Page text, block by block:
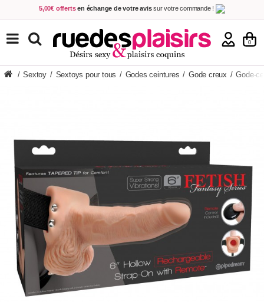
5,00€ offerts en échange de votre avissur votre commande !
Achetez aujourd'hui. Décidez quand payer !
Livraison en 48h
au prix de 2,90 € ! (Offerte dès 69,00€ d'achat)
0
TOUS NOS PRODUITS
/ Sextoy / Sextoys pour tous / Godes ceintures / Gode creux / Gode-